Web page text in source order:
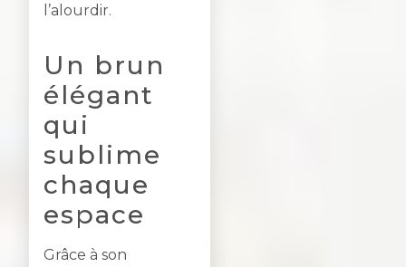
l’alourdir.
Un brun
élégant
qui
sublime
chaque
espace
Grâce à son